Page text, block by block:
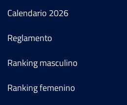
Calendario 2026
Reglamento
Ranking masculino
Ranking femenino